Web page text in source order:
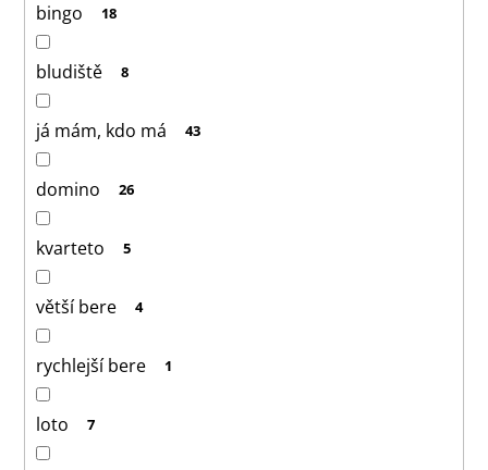
bingo 18
bludiště 8
já mám, kdo má 43
domino 26
kvarteto 5
větší bere 4
rychlejší bere 1
loto 7